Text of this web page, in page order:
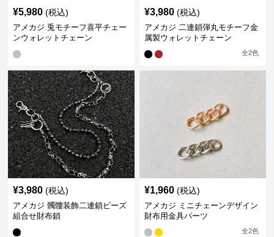
¥5,980 (税込)
アメカジ 兎モチーフ喜平チェー
ンウォレットチェーン
¥3,980 (税込)
アメカジ 二連鎖弾丸モチーフ金
属製ウォレットチェーン
全2色
¥3,980 (税込)
アメカジ 髑髏装飾二連鎖ビーズ
組合せ財布鎖
¥1,960 (税込)
アメカジ ミニチェーンデザイン
財布用金具パーツ
全2色